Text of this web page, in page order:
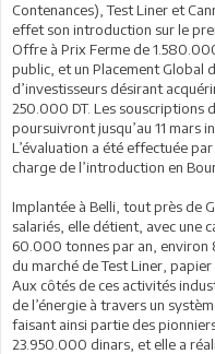
Contenances), Test Liner et
effet son introduction sur le
Offre à Prix Ferme de
public, et un Placement Global
d’investisseurs désirant
250.000 DT. Les souscriptions
poursuivront jusqu’au 11 mars
L’évaluation a été effectuée
charge de l’introduction en
Implantée à Belli, tout près de
salariés, elle détient, avec une
60.000 tonnes par an, environ
du marché de Test Liner,
Aux côtés de ces activités
de l’énergie à travers un
faisant ainsi partie des
23.950.000 dinars, et elle a